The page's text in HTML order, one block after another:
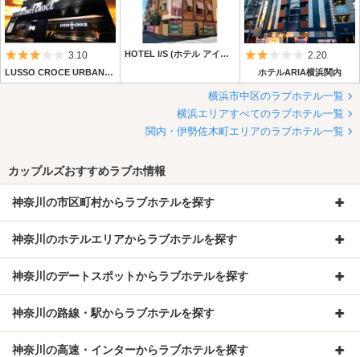
5つ星のうち3
3.10
LUSSO CROCE URBAN RESORT (ルッソ クローチェ アーバン リゾート)
HOTEL I/S (ホテル アイエス) 5つ星のうち2
2.20
ホテルARIA横浜関内
横浜市中区のラブホテル一覧
横浜エリアすべてのラブホテル一覧
関内・伊勢佐木町エリアのラブホテル一覧
カップルズおすすめラブホ情報
神奈川の市区町村からラブホテルを探す
神奈川のホテルエリアからラブホテルを探す
神奈川のデートスポットからラブホテルを探す
神奈川の路線・駅からラブホテルを探す
神奈川の高速・インターからラブホテルを探す